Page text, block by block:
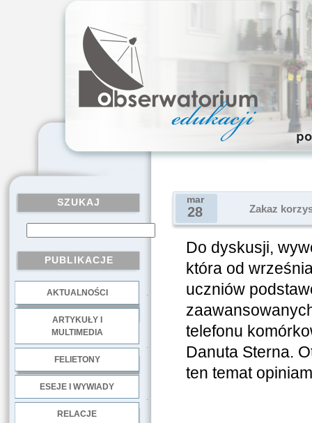
SZUKAJ
PUBLIKACJE
AKTUALNOŚCI
ARTYKUŁY I
MULTIMEDIA
FELIETONY
ESEJE I WYWIADY
RELACJE
mar
28 Zakaz
Do dyskusji,
która od
uczniów
telefonu
Danuta Sterna.
ten temat